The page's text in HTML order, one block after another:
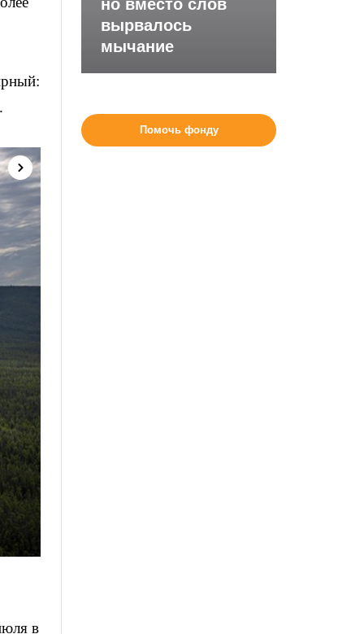
в
но вместо слов
вырвалось
мычание
Помочь фонду